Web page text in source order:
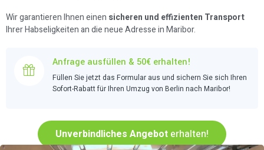
Wir garantieren Ihnen einen sicheren und effizienten Transport
Ihrer Habseligkeiten an die neue Adresse in Maribor.
Anfrage ausfüllen & 50€ erhalten!
Füllen Sie jetzt das Formular aus und sichern Sie sich Ihren
Sofort-Rabatt für Ihren Umzug von Berlin nach Maribor!
Unverbindliches Angebot erhalten!